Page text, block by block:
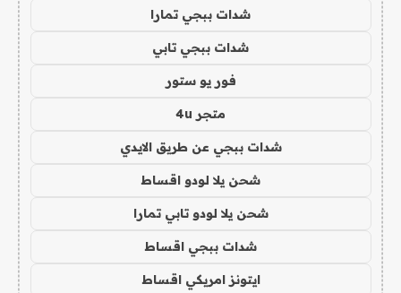
شدات ببجي تمارا
شدات ببجي تابي
فور يو ستور
متجر 4u
شدات ببجي عن طريق الايدي
شحن يلا لودو اقساط
شحن يلا لودو تابي تمارا
شدات ببجي اقساط
ايتونز امريكي اقساط